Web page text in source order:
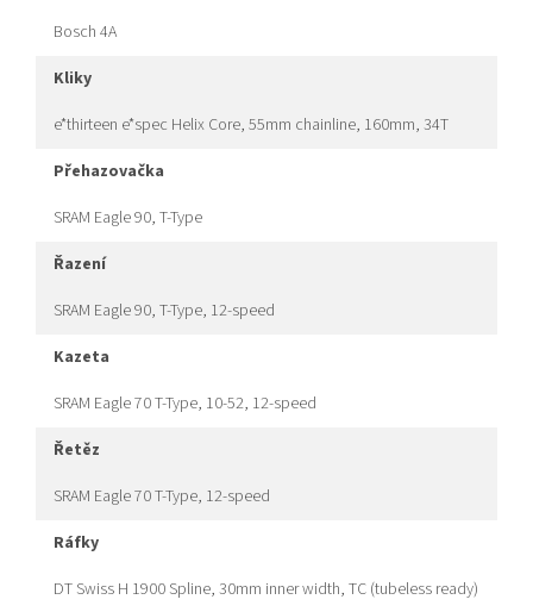
Bosch 4A
kliky
e*thirteen e*spec Helix Core, 55mm chainline, 160mm, 34T
přehazovačka
SRAM Eagle 90, T-Type
řazení
SRAM Eagle 90, T-Type, 12-speed
kazeta
SRAM Eagle 70 T-Type, 10-52, 12-speed
řetěz
SRAM Eagle 70 T-Type, 12-speed
ráfky
DT Swiss H 1900 Spline, 30mm inner width, TC (tubeless ready)